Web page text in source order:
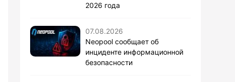
2026 года
07.08.2026
Neopool сообщает об
инциденте информационной
безопасности